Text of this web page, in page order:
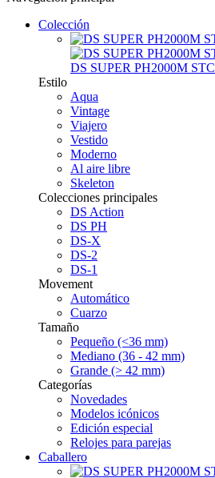
Colección
DS SUPER PH2000M STC
Estilo
Aqua
Vintage
Viajero
Vestido
Moderno
Al aire libre
Skeleton
Colecciones principales
DS Action
DS PH
DS-X
DS-2
DS-1
Movement
Automático
Cuarzo
Tamaño
Pequeño (<36 mm)
Mediano (36 - 42 mm)
Grande (> 42 mm)
Categorías
Novedades
Modelos icónicos
Edición especial
Relojes para parejas
Caballero